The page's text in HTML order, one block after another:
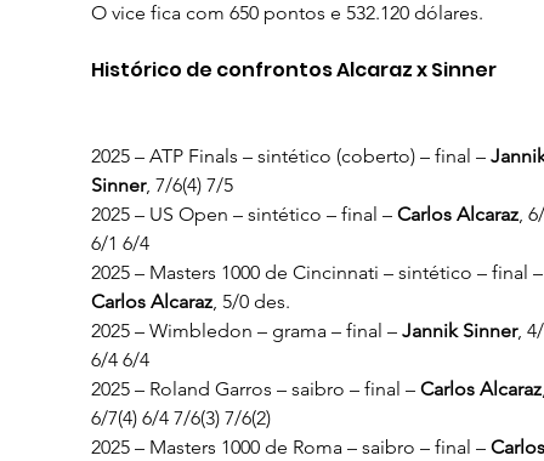
O vice fica com 650 pontos e 532.120 dólares.
Histórico de confrontos Alcaraz x Sinner
2025 – ATP Finals – sintético (coberto) – final –
Sinner, 7/6(4) 7/5
2025 – US Open – sintético – final – Carlos Alcaraz,
6/1 6/4
2025 – Masters 1000 de Cincinnati – sintético – final
Carlos Alcaraz, 5/0 des.
2025 – Wimbledon – grama – final – Jannik Sinner,
6/4 6/4
2025 – Roland Garros – saibro – final – Carlos Alcaraz
6/7(4) 6/4 7/6(3) 7/6(2)
2025 – Masters 1000 de Roma – saibro – final –